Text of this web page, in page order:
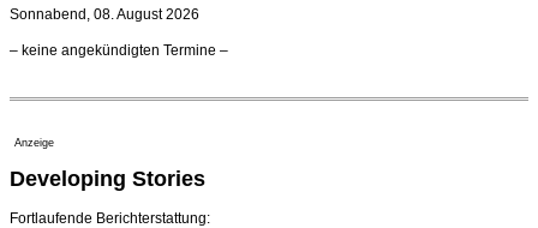
Ensemblemitglieder
Dirigent Nicolás Pasquet mit Würth-Preis der
Jeunesses Musicales ausgezeichnet
07. August 2026 - 13:20 Uhr
Sonnabend, 08. August 2026
– keine angekündigten Termine –
Anzeige
Developing Stories
Fortlaufende Berichterstattung: